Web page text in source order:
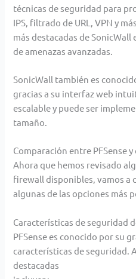
técnicas de seguridad para
IPS, filtrado de URL, VPN y
más destacadas de SonicWall
de amenazas avanzadas.
SonicWall también es
gracias a su interfaz web
escalable y puede ser
tamaño.
Comparación entre PFSense
Ahora que hemos revisado
firewall disponibles, vamos a
algunas de las opciones más
Características de seguridad
PFSense es conocido por su
características de seguridad.
destacadas